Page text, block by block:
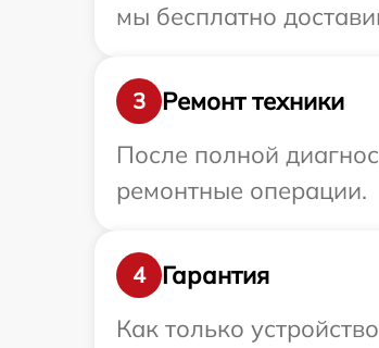
мы бесплатно
3
Ремонт техники
После полной
ремонтные операции.
4
Гарантия
Как только